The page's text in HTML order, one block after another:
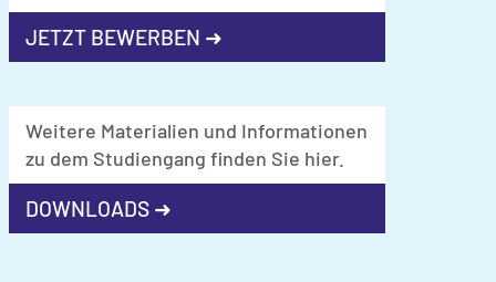
JETZT BEWERBEN ➜
Weitere Materialien und Informationen
zu dem Studiengang finden Sie hier.
DOWNLOADS ➜